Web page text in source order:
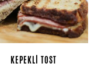
KEPEKLI TOST